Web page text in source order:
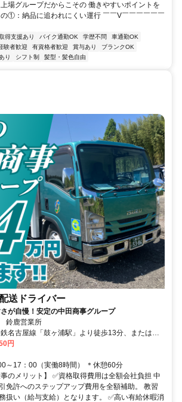
場グループだからこその 働きやすいポイントを
①：納品に追われにくい運行 ￣￣V￣￣￣￣￣￣
得支援あり バイク通勤OK 学歴不問
車通勤OK
験者歓迎 有資格者歓迎 賞与あり
ブランクOK
り シフト制 髪型・髪色自由
送ドライバー
が自慢！安定の中田商事グループ
鈴鹿営業所
名古屋線「鼓ヶ浦駅」より徒歩13分、または
6分
円
～17：00（実働8時間） ＊休憩60分
のメリット】 ✅資格取得費用は全額会社負担 中
免許へのステップアップ費用を全額補助。 教習
扱い（給与支給）となります。 ✅高い有給休暇消